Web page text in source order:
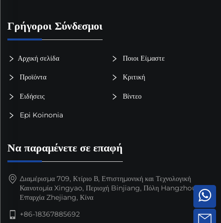
Γρήγοροι Σύνδεσμοι
Αρχική σελίδα Ποιοι Είμαστε
Προϊόντα Κριτική
Ειδήσεις Βίντεο
Epi Koinonia
Να παραμένετε σε επαφή
Διαμέρισμα 709, Κτίριο Β, Επιστημονική και Τεχνολογική
Καινοτομία Xingyao, Περιοχή Binjiang, Πόλη Hangzhou,
Επαρχία Zhejiang, Κίνα
+86-18367885692